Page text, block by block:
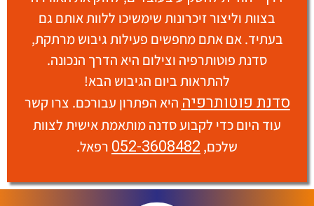
בצוות וליצור זיכרונות שימשיכו ללוות אותם גם
בעתיד. אם אתם מחפשים פעילות גיבוש מרתקת,
סדנת פוטותרפיה וצילום היא הדרך הנכונה.
להתראות ביום הגיבוש הבא!
סדנת פוטותרפיה היא הפתרון עבורכם. צרו קשר
עוד היום כדי לקבוע סדנה מותאמת אישית לצוות
שלכם, 052-3608482 רפאל.